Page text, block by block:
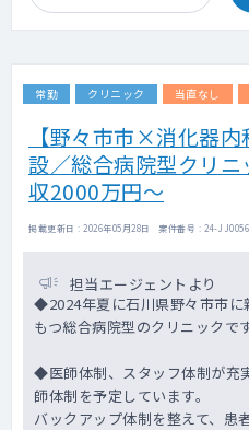
常勤 クリニック 当直なし
【野々市市×消化器
設／総合病院型クリ
収2000万円～
掲載更新日 : 2026年05月28日 案件番号 : 24-
担当エージェントより
◆2024年夏に石川県野々市市に
もつ総合病院型のクリニックです
◆医師体制、スタッフ体制が充
師体制を予定しています。
バックアップ体制を整えて、患